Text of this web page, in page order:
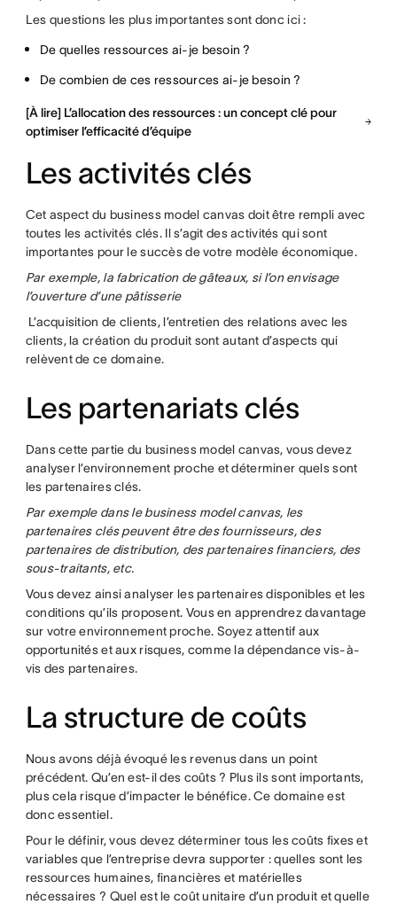
Les questions les plus importantes sont donc ici :
De quelles ressources ai-je besoin ?
De combien de ces ressources ai-je besoin ?
[À lire] L’allocation des ressources : un concept clé pour
optimiser l’efficacité d’équipe
Les activités clés
Cet aspect du business model canvas doit être rempli avec
toutes les activités clés. Il s’agit des activités qui sont
importantes pour le succès de votre modèle économique.
Par exemple, la fabrication de gâteaux, si l’on envisage
l’ouverture d’une pâtisserie
L’acquisition de clients, l’entretien des relations avec les
clients, la création du produit sont autant d’aspects qui
relèvent de ce domaine.
Les partenariats clés
Dans cette partie du business model canvas, vous devez
analyser l’environnement proche et déterminer quels sont
les partenaires clés.
Par exemple dans le business model canvas, les
partenaires clés peuvent être des fournisseurs, des
partenaires de distribution, des partenaires financiers, des
sous-traitants, etc.
Vous devez ainsi analyser les partenaires disponibles et les
conditions qu’ils proposent. Vous en apprendrez davantage
sur votre environnement proche. Soyez attentif aux
opportunités et aux risques, comme la dépendance vis-à-
vis des partenaires.
La structure de coûts
Nous avons déjà évoqué les revenus dans un point
précédent. Qu’en est-il des coûts ? Plus ils sont importants,
plus cela risque d’impacter le bénéfice. Ce domaine est
donc essentiel.
Pour le définir, vous devez déterminer tous les coûts fixes et
variables que l’entreprise devra supporter : quelles sont les
ressources humaines, financières et matérielles
nécessaires ? Quel est le coût unitaire d’un produit et quelle